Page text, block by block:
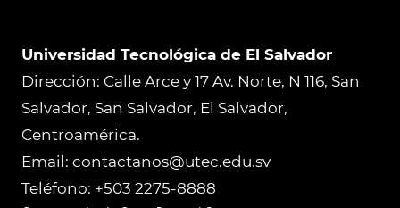
Universidad Tecnológica de El Salvador
Dirección: Calle Arce y 17 Av. Norte, N 116, San
Salvador, San Salvador, El Salvador,
Centroamérica.
Email: contactanos@utec.edu.sv
Teléfono: +503 2275-8888